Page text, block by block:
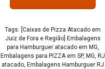
Tags: [Caixas de Pizza Atacado em
Juiz de Fora e Região] Embalagens
para Hamburguer atacado em MG,
Embalagens para PIZZA em SP, MG, RJ
atacado, Embalagens Hamburguer RJ